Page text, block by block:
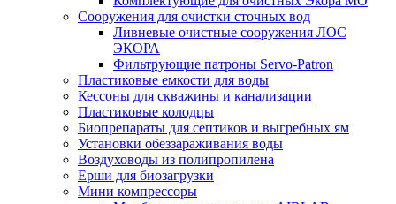
Сооружения для очистки сточных вод
Ливневые очистные сооружения ЛОС
ЭКОРА
Фильтрующие патроны Servo-Patron
Пластиковые емкости для воды
Кессоны для скважины и канализации
Пластиковые колодцы
Биопрепараты для септиков и выгребных ям
Установки обеззараживания воды
Воздуховоды из полипропилена
Ерши для биозагрузки
Мини компрессоры